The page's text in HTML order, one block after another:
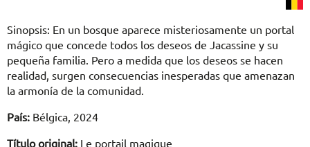
Sinopsis: En un bosque aparece misteriosamente un portal
mágico que concede todos los deseos de Jacassine y su
pequeña familia. Pero a medida que los deseos se hacen
realidad, surgen consecuencias inesperadas que amenazan
la armonía de la comunidad.
País: Bélgica, 2024
Título original: Le portail magique